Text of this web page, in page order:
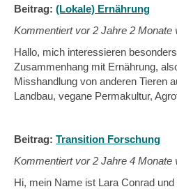
Beitrag: (Lokale) Ernährung
Kommentiert vor2 Jahre 2 Monate
Hallo, mich interessieren
Zusammenhang mit Ernährung,
Misshandlung von anderen Tieren
Landbau, vegane Permakultur,
Beitrag: Transition Forschung
Kommentiert vor2 Jahre 4 Monate
Hi, mein Name ist Lara Conrad